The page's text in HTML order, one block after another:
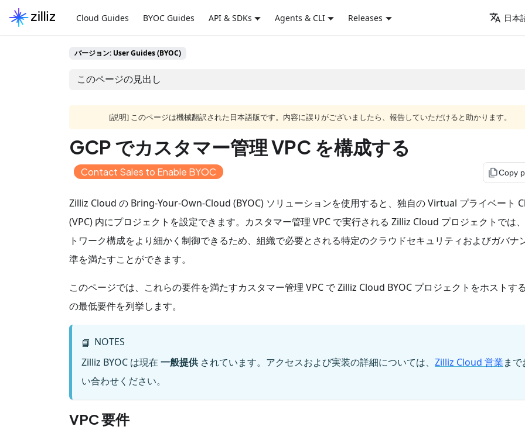
Cloud Guides BYOC Guides API & SDKs Agents & CLI Releases 日本
バージョン: User Guides (BYOC)
このページの見出し
[説明] このページは機械翻訳された日本語版です。内容に誤りがございましたら、報告していただけると助かります。
GCP でカスタマー管理 VPC を構成する
Contact Sales to Enable BYOC file_copyCopy
Zilliz Cloud の Bring-Your-Own-Cloud (BYOC) ソリューションを使用すると、独自の Virtual プライベート
(VPC) 内にプロジェクトを設定できます。カスタマー管理 VPC で実行される Zilliz Cloud プロジェクトでは
トワーク構成をより細かく制御できるため、組織で必要とされる特定のクラウドセキュリティおよびガバナ
準を満たすことができます。
このページでは、これらの要件を満たすカスタマー管理 VPC で Zilliz Cloud BYOC プロジェクトをホストす
の最低要件を列挙します。
📘 NOTES
Zilliz BYOC は現在 一般提供 されています。アクセスおよび実装の詳細については、 Zilliz Cloud 営業ま
い合わせください。
VPC 要件